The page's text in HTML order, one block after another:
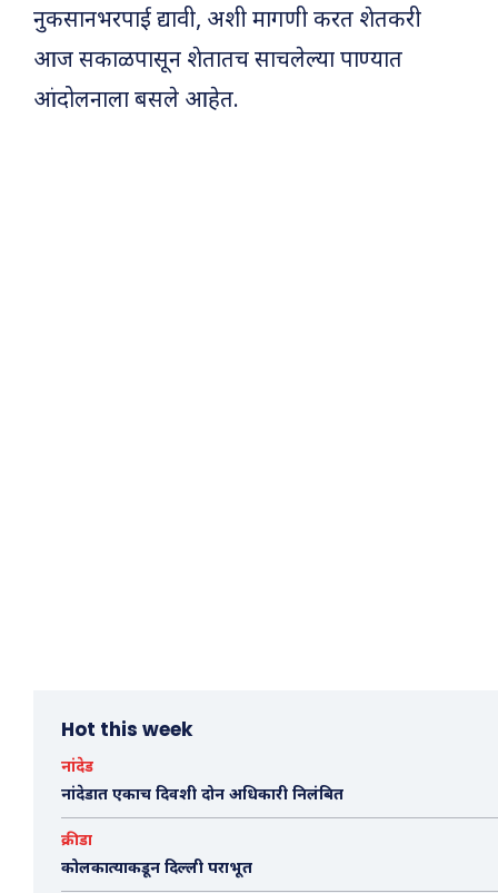
नुकसानभरपाई द्यावी, अशी मागणी करत शेतकरी
आज सकाळपासून शेतातच साचलेल्या पाण्यात
आंदोलनाला बसले आहेत.
Hot this week
नांदेड
नांदेडात एकाच दिवशी दोन अधिकारी निलंबित
क्रीडा
कोलकात्याकडून दिल्ली पराभूत